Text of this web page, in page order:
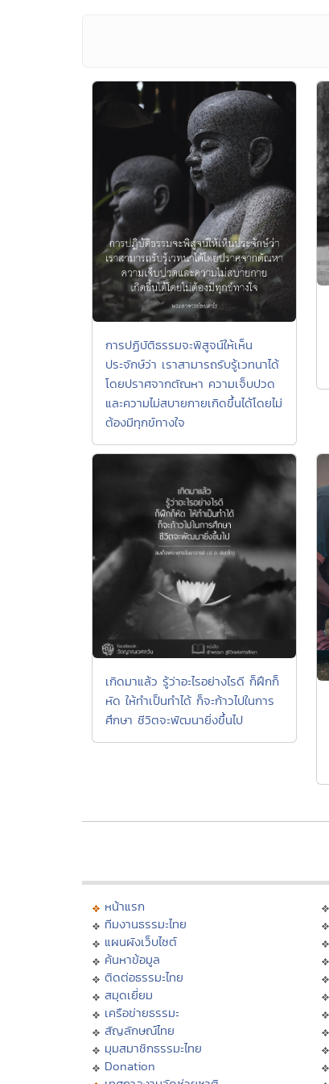
การปฏิบัติธรรมจะพิสูจน์ให้เห็น
ประจักษ์ว่า เราสามารถรับรู้เวทนาได้
โดยปราศจากตัณหา ความเจ็บปวด
และความไม่สบายกายเกิดขึ้นได้โดยไม่
ต้องมีทุกข์ทางใจ
เกิดมาแล้ว รู้ว่าอะไรอย่างไรดี ก็ฝึกก็
หัด ให้ทำเป็นทำได้ ก็จะก้าวไปในการ
ศึกษา ชีวิตจะพัฒนายิ่งขึ้นไป
หน้าแรก
ทีมงานธรรมะไทย
แผนผังเว็บไซต์
ค้นหาข้อมูล
ติดต่อธรรมะไทย
สมุดเยี่ยม
เครือข่ายธรรมะ
สัญลักษณ์ไทย
มุมสมาชิกธรรมะไทย
Donation